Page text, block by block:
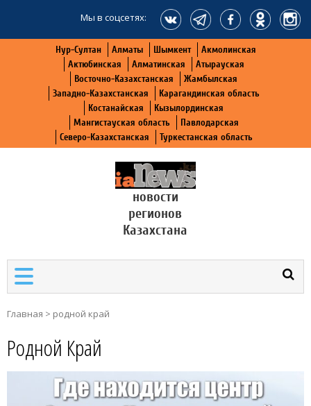
Мы в соцсетях:
Нур-Султан Алматы Шымкент
Акмолинская
Актюбинская
Алматинская
Атырауская
Восточно-Казахстанская
Жамбылская
Западно-Казахстанская
Карагандинская область
Костанайская
Кызылординская
Мангистауская область
Павлодарская
Северо-Казахстанская
Туркестанская область
новости
регионов
Казахстана
Главная > родной край
Родной Край